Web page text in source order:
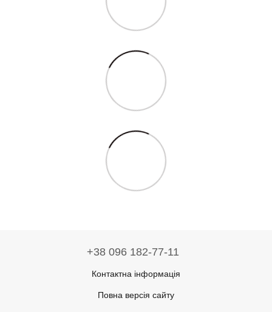
+38 096 182-77-11
Контактна інформація
Повна версія сайту